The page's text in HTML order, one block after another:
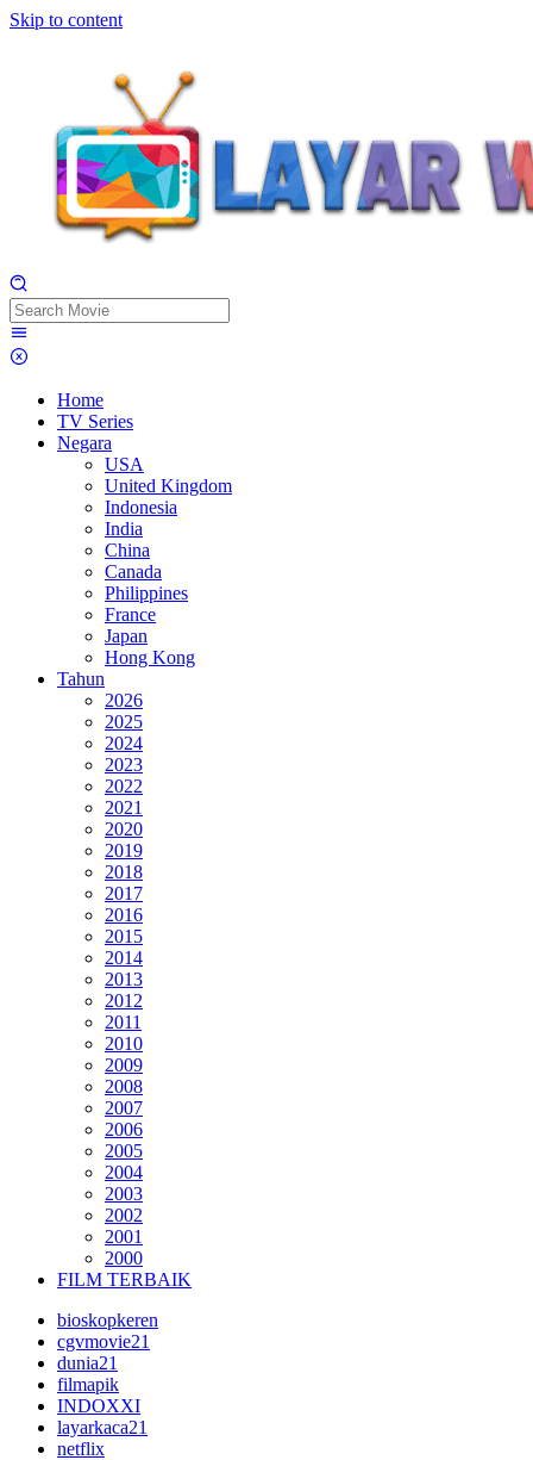
Skip to content
Home
TV Series
Negara
USA
United Kingdom
Indonesia
India
China
Canada
Philippines
France
Japan
Hong Kong
Tahun
2026
2025
2024
2023
2022
2021
2020
2019
2018
2017
2016
2015
2014
2013
2012
2011
2010
2009
2008
2007
2006
2005
2004
2003
2002
2001
2000
FILM TERBAIK
bioskopkeren
cgvmovie21
dunia21
filmapik
INDOXXI
layarkaca21
netflix